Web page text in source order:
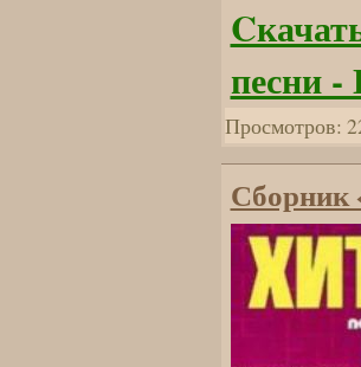
песни -
Просмотров:
Сборник